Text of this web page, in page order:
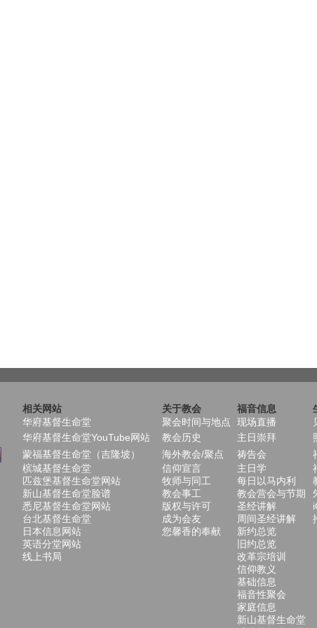
相关网站 关于教会 福音信息
华府基督生命堂
聚会时间与地点 现场直播
华府基督生命堂YouTube网站
教会历史 主日崇拜
蒙福基督生命堂（吉隆坡）
海外教会/聚点 祷告会
槟城基督生命堂
信仰宣言 主日学
匹兹堡基督生命堂网站
牧师与同工 每日以马内利
新山基督生命堂脸谱
教会事工 教会营会与节期
悉尼基督生命堂网站
版权与许可 圣经讲解
台北基督生命堂
成为会友 周间圣经讲解
日本信息网站
您馨香的奉献 新约总览
英语分堂网站
旧约总览
线上书局
改革宗培训
信仰教义
基础信息
福音性聚会
家庭信息
新山基督生命堂